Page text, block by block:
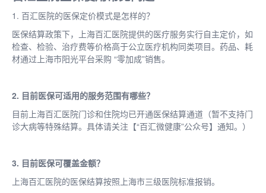
1. 百汇医院的医保定价模式是怎样的？
医保结算政策下，上海百汇医院提供的医疗服务实行自主定价，如
检查、检验、治疗费等价格高于公立医疗机构同类项目。药品、耗
材通过上海市阳光平台采购 “零加成”销售。
2. 目前医保可适用的服务范围有哪些？
目前上海百汇医院门诊和住院均已开通医保结算通道（暂不支持门
诊大病等特殊结算。具体请关注【“百汇微健康”公众号】通知。）
3. 目前医保可覆盖金额？
上海百汇医院的医保结算按照上海市三级医院标准报销。